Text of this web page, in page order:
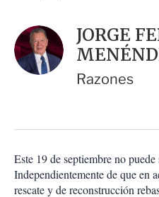
o
n
e
s
o
p
a
r
t
a
r
JORGE
Razones
Este 19 de septiembre no
Independientemente de que en
rescate y de reconstrucción